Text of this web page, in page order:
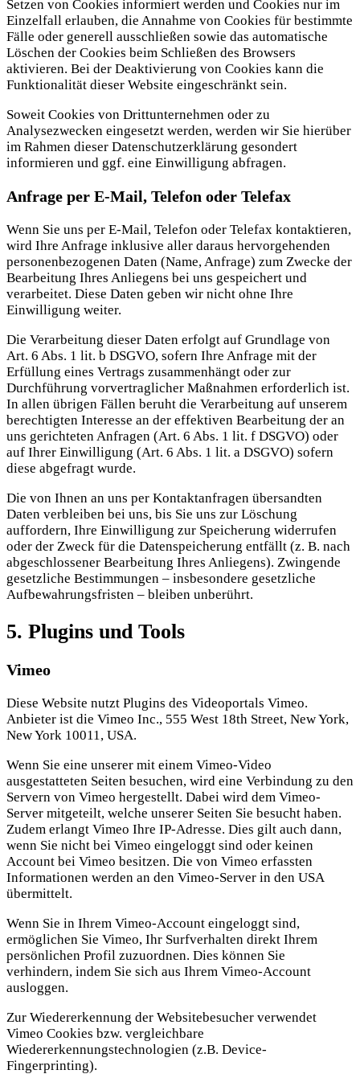
Setzen von Cookies informiert werden und Cookies nur im
Einzelfall erlauben, die Annahme von Cookies für bestimmte
Fälle oder generell ausschließen sowie das automatische
Löschen der Cookies beim Schließen des Browsers
aktivieren. Bei der Deaktivierung von Cookies kann die
Funktionalität dieser Website eingeschränkt sein.
Soweit Cookies von Drittunternehmen oder zu
Analysezwecken eingesetzt werden, werden wir Sie hierüber
im Rahmen dieser Datenschutzerklärung gesondert
informieren und ggf. eine Einwilligung abfragen.
Anfrage per E-Mail, Telefon oder Telefax
Wenn Sie uns per E-Mail, Telefon oder Telefax kontaktieren,
wird Ihre Anfrage inklusive aller daraus hervorgehenden
personenbezogenen Daten (Name, Anfrage) zum Zwecke der
Bearbeitung Ihres Anliegens bei uns gespeichert und
verarbeitet. Diese Daten geben wir nicht ohne Ihre
Einwilligung weiter.
Die Verarbeitung dieser Daten erfolgt auf Grundlage von
Art. 6 Abs. 1 lit. b DSGVO, sofern Ihre Anfrage mit der
Erfüllung eines Vertrags zusammenhängt oder zur
Durchführung vorvertraglicher Maßnahmen erforderlich ist.
In allen übrigen Fällen beruht die Verarbeitung auf unserem
berechtigten Interesse an der effektiven Bearbeitung der an
uns gerichteten Anfragen (Art. 6 Abs. 1 lit. f DSGVO) oder
auf Ihrer Einwilligung (Art. 6 Abs. 1 lit. a DSGVO) sofern
diese abgefragt wurde.
Die von Ihnen an uns per Kontaktanfragen übersandten
Daten verbleiben bei uns, bis Sie uns zur Löschung
auffordern, Ihre Einwilligung zur Speicherung widerrufen
oder der Zweck für die Datenspeicherung entfällt (z. B. nach
abgeschlossener Bearbeitung Ihres Anliegens). Zwingende
gesetzliche Bestimmungen – insbesondere gesetzliche
Aufbewahrungsfristen – bleiben unberührt.
5. Plugins und Tools
Vimeo
Diese Website nutzt Plugins des Videoportals Vimeo.
Anbieter ist die Vimeo Inc., 555 West 18th Street, New York,
New York 10011, USA.
Wenn Sie eine unserer mit einem Vimeo-Video
ausgestatteten Seiten besuchen, wird eine Verbindung zu den
Servern von Vimeo hergestellt. Dabei wird dem Vimeo-
Server mitgeteilt, welche unserer Seiten Sie besucht haben.
Zudem erlangt Vimeo Ihre IP-Adresse. Dies gilt auch dann,
wenn Sie nicht bei Vimeo eingeloggt sind oder keinen
Account bei Vimeo besitzen. Die von Vimeo erfassten
Informationen werden an den Vimeo-Server in den USA
übermittelt.
Wenn Sie in Ihrem Vimeo-Account eingeloggt sind,
ermöglichen Sie Vimeo, Ihr Surfverhalten direkt Ihrem
persönlichen Profil zuzuordnen. Dies können Sie
verhindern, indem Sie sich aus Ihrem Vimeo-Account
ausloggen.
Zur Wiedererkennung der Websitebesucher verwendet
Vimeo Cookies bzw. vergleichbare
Wiedererkennungstechnologien (z.B. Device-
Fingerprinting).